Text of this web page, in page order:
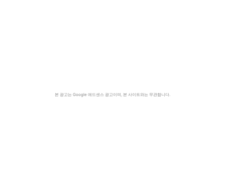
본 광고는 Google 애드센스 광고이며, 본 사이트와는 무관합니다.